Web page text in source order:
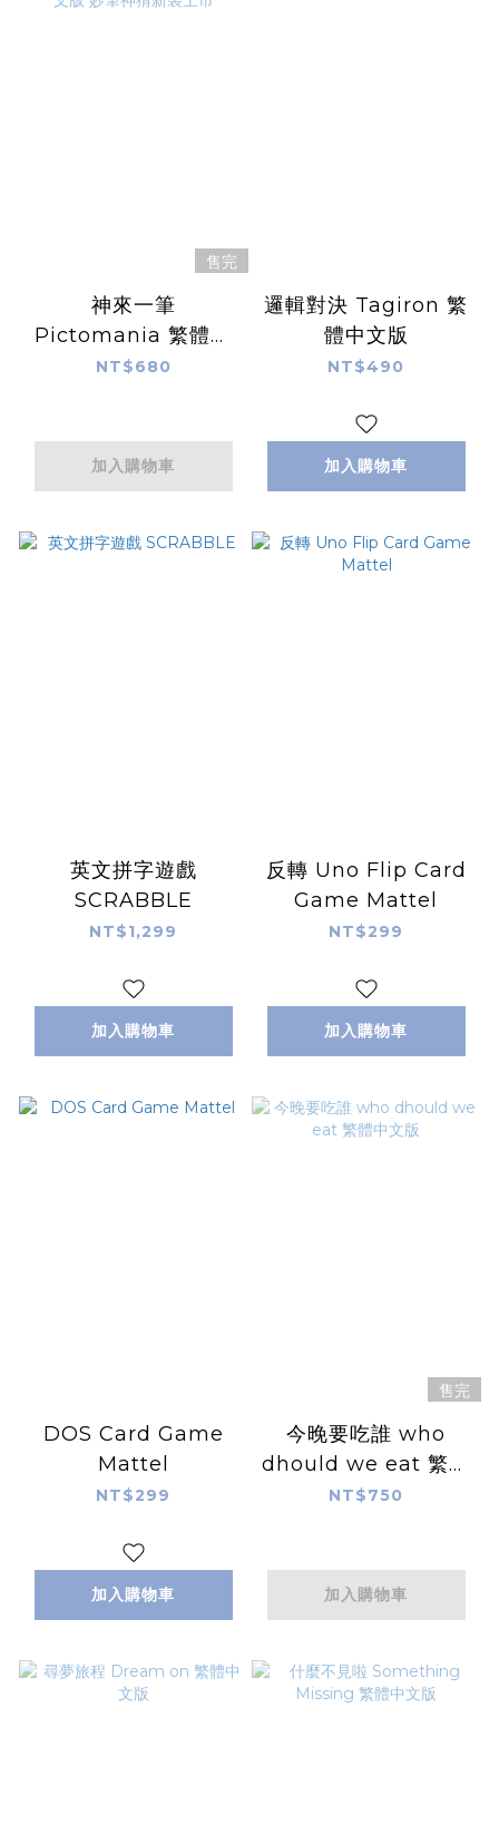
售完
神來一筆
Pictomania 繁體中
文版 妙筆神猜新裝上
NT$680
加入購物車
邏輯對決 Tagiron 繁
體中文版
NT$490
加入購物車
英文拼字遊戲
SCRABBLE
NT$1,299
加入購物車
反轉 Uno Flip Card
Game Mattel
NT$299
加入購物車
DOS Card Game
Mattel
NT$299
加入購物車
售完
今晚要吃誰 who
dhould we eat 繁體
中文版
NT$750
加入購物車